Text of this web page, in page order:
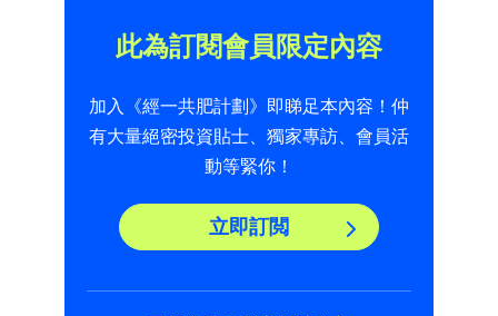
此為訂閱會員限定內容
加入《經一共肥計劃》即睇足本內容！仲
有大量絕密投資貼士、獨家專訪、會員活
動等緊你！
立即訂閲